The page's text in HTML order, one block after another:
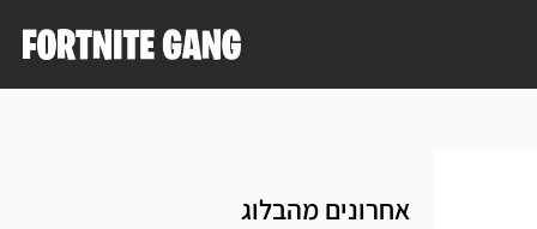
אחרונים מהבלוג